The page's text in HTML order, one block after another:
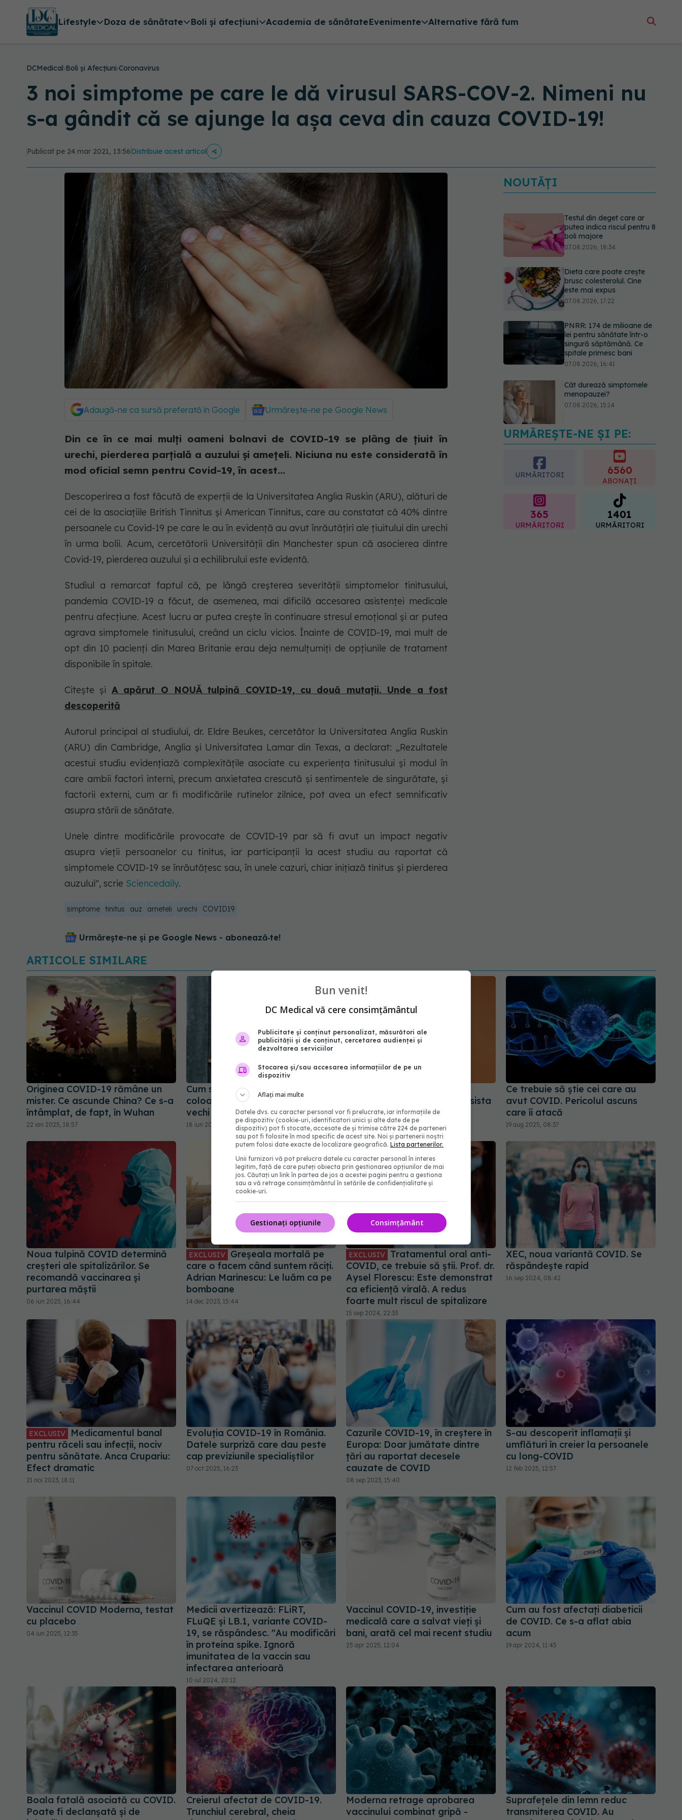
Lifestyle Doza de sănătate Boli și afecțiuni Academia de sănătateEvenimente Alternative fără fum
DCMedical›Boli și Afecțiuni›Coronavirus
3 noi simptome pe care le dă virusul SARS-COV-2. Nimeni nu
s-a gândit că se ajunge la așa ceva din cauza COVID-19!
Publicat pe 24 mar 2021, 13:56Distribuie acest articol
Adaugă-ne ca sursă preferată în Google Urmărește-ne pe Google News
Din ce în ce mai mulți oameni bolnavi de COVID-19 se plâng de țiuit în
urechi, pierderea parțială a auzului și amețeli. Niciuna nu este considerată în
mod oficial semn pentru Covid-19, în acest...
Descoperirea a fost făcută de experții de la Universitatea Anglia Ruskin (ARU), alături de
cei de la asociațiile British Tinnitus și American Tinnitus, care au constatat că 40% dintre
persoanele cu Covid-19 pe care le au în evidență au avut înrăutățiri ale țiuitului din urechi
în urma bolii. Acum, cercetătorii Universității din Manchester spun că asocierea dintre
Covid-19, pierderea auzului și a echilibrului este evidentă.
Studiul a remarcat faptul că, pe lângă creșterea severității simptomelor tinitusului,
pandemia COVID-19 a făcut, de asemenea, mai dificilă accesarea asistenței medicale
pentru afecțiune. Acest lucru ar putea crește în continuare stresul emoțional și ar putea
agrava simptomele tinitusului, creând un ciclu vicios. Înainte de COVID-19, mai mult de
opt din 10 pacienți din Marea Britanie erau deja nemulțumiți de opțiunile de tratament
disponibile în spitale.
Citește și A apărut O NOUĂ tulpină COVID-19, cu două mutații. Unde a fost
descoperită
Autorul principal al studiului, dr. Eldre Beukes, cercetător la Universitatea Anglia Ruskin
(ARU) din Cambridge, Anglia și Universitatea Lamar din Texas, a declarat: „Rezultatele
acestui studiu evidențiază complexitățile asociate cu experiența tinitusului și modul în
care ambii factori interni, precum anxietatea crescută și sentimentele de singurătate, și
factorii externi, cum ar fi modificările rutinelor zilnice, pot avea un efect semnificativ
asupra stării de sănătate.
Unele dintre modificările provocate de COVID-19 par să fi avut un impact negativ
asupra vieții persoanelor cu tinitus, iar participanții la acest studiu au raportat că
simptomele COVID-19 se înrăutățesc sau, în unele cazuri, chiar inițiază tinitus și pierderea
auzului", scrie Sciencedaily.
simptome tinitus auz ameteli urechi COVID19
Urmărește-ne și pe Google News - abonează‑te!
NOUTĂȚI
Testul din deget care ar
putea indica riscul pentru 8
boli majore
07.08.2026, 18:34
Dieta care poate crește
brusc colesterolul. Cine
este mai expus
07.08.2026, 17:22
PNRR: 174 de milioane de
lei pentru sănătate într-o
singură săptămână. Ce
spitale primesc bani
07.08.2026, 16:41
Cât durează simptomele
menopauzei?
07.08.2026, 15:14
EXCLUSIV Cancerele
care pot fi prevenite. Dr.
(SANADOR): Au metode
URMĂREȘTE-NE ȘI PE:
URMĂRITORI 6560
ABONAȚI
365
URMĂRITORI
1401
URMĂRITORI
ARTICOLE SIMILARE
Originea COVID-19 rămâne un
mister. Ce ascunde China? Ce s-a
întâmplat, de fapt, în Wuhan
22 ian 2025, 18:57
Cum s-a răspândit COVID-19 prin
coloana de aerisire a blocurilor
vechi
18 iun 2026, 22:04
COVID? Cât timp poate persista
problema
25 sep 2025, 22:40
Ce trebuie să știe cei care au
avut COVID. Pericolul ascuns
care îi atacă
19 aug 2025, 08:37
Noua tulpină COVID determină
creșteri ale spitalizărilor. Se
recomandă vaccinarea și
purtarea măștii
06 iun 2025, 16:44
EXCLUSIV
Greșeala mortală pe
care o facem când suntem răciți.
Adrian Marinescu: Le luăm ca pe
bomboane
14 dec 2023, 15:44
EXCLUSIV
Tratamentul oral anti-
COVID, ce trebuie să știi. Prof. dr.
Aysel Florescu: Este demonstrat
ca eficiență virală. A redus
foarte mult riscul de spitalizare
15 sep 2024, 22:33
XEC, noua variantă COVID. Se
răspândește rapid
16 sep 2024, 08:42
EXCLUSIV
Medicamentul banal
pentru răceli sau infecții, nociv
pentru sănătate. Anca Crupariu:
Efect dramatic
21 noi 2023, 18:11
Evoluția COVID-19 în România.
Datele surpriză care dau peste
cap previziunile specialiștilor
07 oct 2025, 16:23
Cazurile COVID-19, în creștere în
Europa: Doar jumătate dintre
țări au raportat decesele
cauzate de COVID
08 sep 2023, 15:40
S-au descoperit inflamaţii și
umflături în creier la persoanele
cu long-COVID
12 feb 2025, 12:57
Vaccinul COVID Moderna, testat
cu placebo
04 iun 2025, 12:35
Medicii avertizează: FLiRT,
FLuQE și LB.1, variante COVID-
19, se răspândesc. "Au modificări
în proteina spike. Ignoră
imunitatea de la vaccin sau
infectarea anterioară
10 iul 2024, 20:12
Vaccinul COVID-19, investiție
medicală care a salvat vieți și
bani, arată cel mai recent studiu
25 apr 2025, 12:04
Cum au fost afectați diabeticii
de COVID. Ce s-a aflat abia
acum
19 apr 2024, 11:45
Boala fatală asociată cu COVID.
Poate fi declanșată și de
Creierul afectat de COVID-19.
Trunchiul cerebral, cheia
Moderna retrage aprobarea
vaccinului combinat gripă -
Suprafețele din lemn reduc
transmiterea COVID. Au
Bun venit!
DC Medical vă cere consimțământul
Publicitate și conținut personalizat, măsurători ale
publicității și de conținut, cercetarea audienței și
dezvoltarea serviciilor
Stocarea și/sau accesarea informațiilor de pe un
dispozitiv
Aflați mai multe
Datele dvs. cu caracter personal vor fi prelucrate, iar informațiile de
pe dispozitiv (cookie-uri, identificatori unici și alte date de pe
dispozitiv) pot fi stocate, accesate de și trimise către 224 de parteneri
sau pot fi folosite în mod specific de acest site. Noi și partenerii noștri
putem folosi date exacte de localizare geografică. Lista partenerilor.
Unii furnizori vă pot prelucra datele cu caracter personal în interes
legitim, față de care puteți obiecta prin gestionarea opțiunilor de mai
jos. Căutați un link în partea de jos a acestei pagini pentru a gestiona
sau a vă retrage consimțământul în setările de confidențialitate și
cookie-uri.
Consimțământ
Gestionați opțiunile